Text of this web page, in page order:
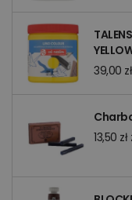
39,00
13,50